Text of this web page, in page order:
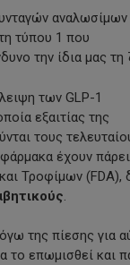
αναλωσίμων
τύπου 1 που
την ίδια μας
των GLP-1
εξαιτίας της
τους
έχουν πάρει
Τροφίμων (FDA),
της πίεσης για
επωμισθεί και